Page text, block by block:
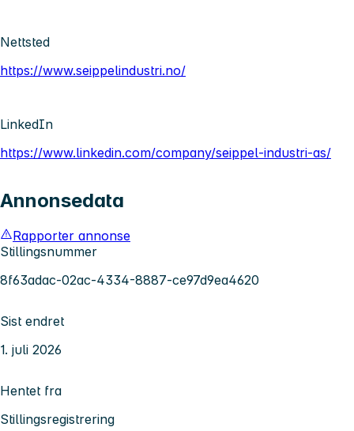
Nettsted
https://www.seippelindustri.no/
LinkedIn
https://www.linkedin.com/company/seippel-industri-as/
Annonsedata
Rapporter annonse
Stillingsnummer
8f63adac-02ac-4334-8887-ce97d9ea4620
Sist endret
1. juli 2026
Hentet fra
Stillingsregistrering